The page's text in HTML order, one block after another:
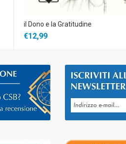
il Dono e la Gratitudine
€12,99